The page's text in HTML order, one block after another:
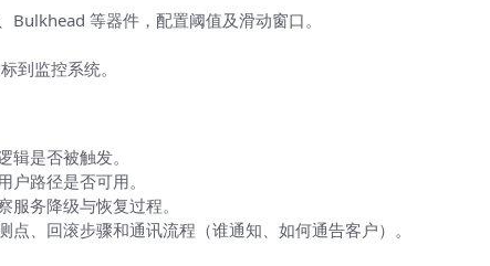
等器件，配置阈值及滑动窗口。
到监控系统。
是否被触发。
路径是否可用。
务降级与恢复过程。
、回滚步骤和通讯流程（谁通知、如何通告客户）。